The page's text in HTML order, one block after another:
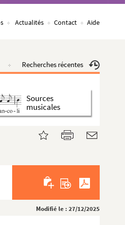
Actualités Contact Aide
Recherches récentes
Sources
musicales
Modifié le : 27/12/2025